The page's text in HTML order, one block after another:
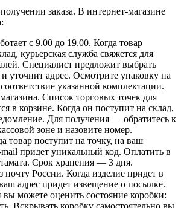
заказа. В интернет-магазине
с 9.00 до 19.00. Когда товар
курьерская служба свяжется для
Специалист предложит выбрать
уточнит адрес. Осмотрите упаковку на
указанной комплектации.
Список торговых точек для
в корзине. Когда он поступит на склад,
Для получения — обратитесь к
зоне и назовите номер.
товар поступит на точку, на ваш
придет уникальный код. Оплатить в
Срок хранения — 3 дня.
почту России. Когда изделие придет в
адрес придет извещение о посылке.
можете оценить состояние коробки: